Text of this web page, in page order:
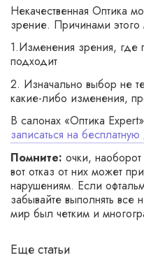
Некачественная Оптика
зрение. Причинами этого
1.Изменения зрения, где
подходит
2. Изначально выбор не
какие-либо изменения,
В салонах «Оптика
записаться на бесплатную
Помните: очки,
вот отказ от них может
нарушениям. Если
забывайте выполнять
мир был четким и
Еще статьи